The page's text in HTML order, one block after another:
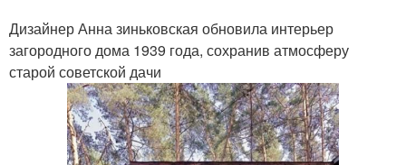
Дизайнер Анна зиньковская обновила интерьер
загородного дома 1939 года, сохранив атмосферу
старой советской дачи